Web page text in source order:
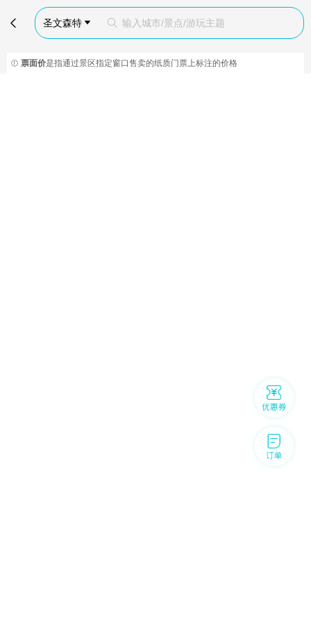
 圣文森特   输入城市/景点/游玩主题
 票面价是指通过景区指定窗口售卖的纸质门票上标注的价格